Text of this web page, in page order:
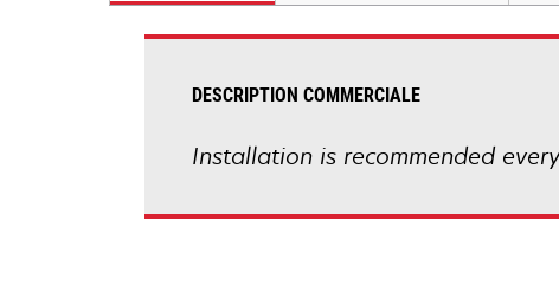
DESCRIPTION COMMERCIALE
Installation is recommended